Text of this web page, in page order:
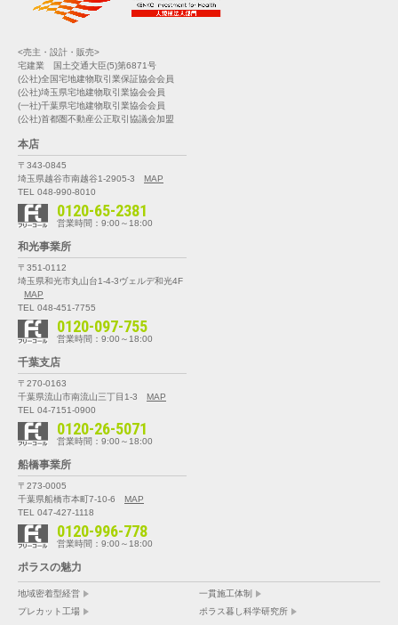
<売主・設計・販売>
宅建業 国土交通大臣(5)第6871号
(公社)全国宅地建物取引業保証協会会員
(公社)埼玉県宅地建物取引業協会会員
(一社)千葉県宅地建物取引業協会会員
(公社)首都圏不動産公正取引協議会加盟
本店
〒343-0845
埼玉県越谷市南越谷1-2905-3
MAP
TEL 048-990-8010
0120-65-2381
営業時間：9:00～18:00
和光事業所
〒351-0112
埼玉県和光市丸山台1-4-3ヴェルデ和光4F
MAP
TEL 048-451-7755
0120-097-755
営業時間：9:00～18:00
千葉支店
〒270-0163
千葉県流山市南流山三丁目1-3
MAP
TEL 04-7151-0900
0120-26-5071
営業時間：9:00～18:00
船橋事業所
〒273-0005
千葉県船橋市本町7-10-6
MAP
TEL 047-427-1118
0120-996-778
営業時間：9:00～18:00
ポラスの魅力
地域密着型経営
一貫施工体制
プレカット工場
ポラス暮し科学研究所